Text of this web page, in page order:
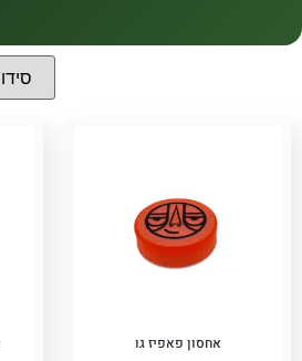
Price filter
אחסון פאפיז גו